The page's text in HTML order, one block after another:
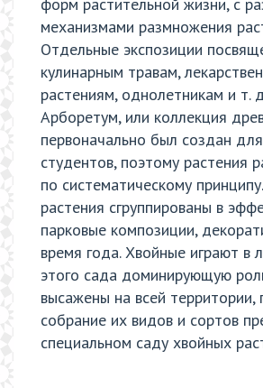
механизмами размножения
Отдельные экспозиции
кулинарным травам,
растениям, однолетникам и т.
Арборетум, или коллекция
первоначально был создан
студентов, поэтому растения
по систематическому
растения сгруппированы в
парковые композиции,
время года. Хвойные играют в
этого сада доминирующую
высажены на всей территории,
собрание их видов и сортов
специальном саду хвойных